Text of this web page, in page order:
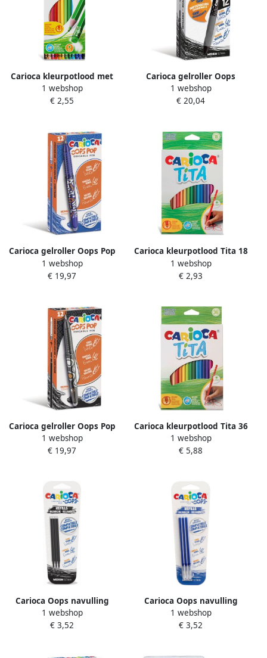
Carioca kleurpotlood met
gum Tita 12 stuks in een
kartonnen etui
1 webshop
€ 2,55
Carioca gelroller Oops
medium uitwisbaar doos
van 12 stuks zwart
1 webshop
€ 20,04
Carioca gelroller Oops Pop
medium uitwisbaar doos
van 12 stuks blauw
1 webshop
€ 19,97
Carioca kleurpotlood Tita 18
stuks in een kartonnen etui
1 webshop
€ 2,93
Carioca gelroller Oops Pop
medium uitwisbaar doos
van 12 stuks zwart
1 webshop
€ 19,97
Carioca kleurpotlood Tita 36
stuks in een kartonnen etui
1 webshop
€ 5,88
Carioca Oops navulling
medium zwart blister van 3
stuks
1 webshop
€ 3,52
Carioca Oops navulling
medium blauw blister van 3
stuks
1 webshop
€ 3,52